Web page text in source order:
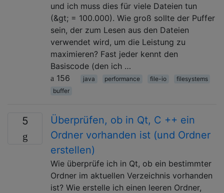
und ich muss dies für viele Dateien tun
(&gt; = 100.000). Wie groß sollte der Puffer
sein, der zum Lesen aus den Dateien
verwendet wird, um die Leistung zu
maximieren? Fast jeder kennt den
Basiscode (den ich …
156
java performance file-io
filesystems
buffer
5
Überprüfen, ob in Qt, C ++ ein
Ordner vorhanden ist (und Ordner
erstellen)
Wie überprüfe ich in Qt, ob ein bestimmter
Ordner im aktuellen Verzeichnis vorhanden
ist? Wie erstelle ich einen leeren Ordner,